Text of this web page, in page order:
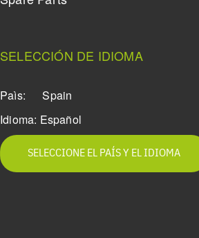
SELECCIÓN DE IDIOMA
Paìs:
Spain
Idioma: Español
SELECCIONE EL PAÍS Y EL IDIOMA